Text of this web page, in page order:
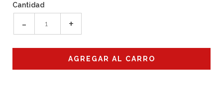
Cantidad
- +